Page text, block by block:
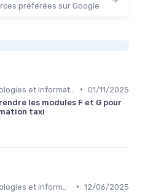
préférées sur Google
• 01/11/2025
les modules F et G pour
taxi
• 12/06/2025